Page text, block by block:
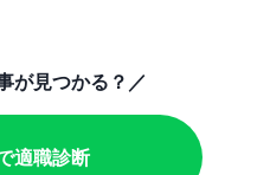
が見つかる？／
適職診断